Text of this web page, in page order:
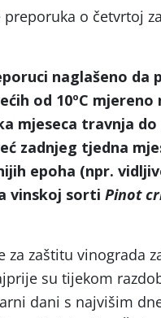
o četvrtoj
naglašeno da
od 10ºC
mjeseca travnja do
zadnjeg tjedna
epoha (npr.
vinskoj sorti Pinot
za zaštitu vinograda
su tijekom
dani s najvišim